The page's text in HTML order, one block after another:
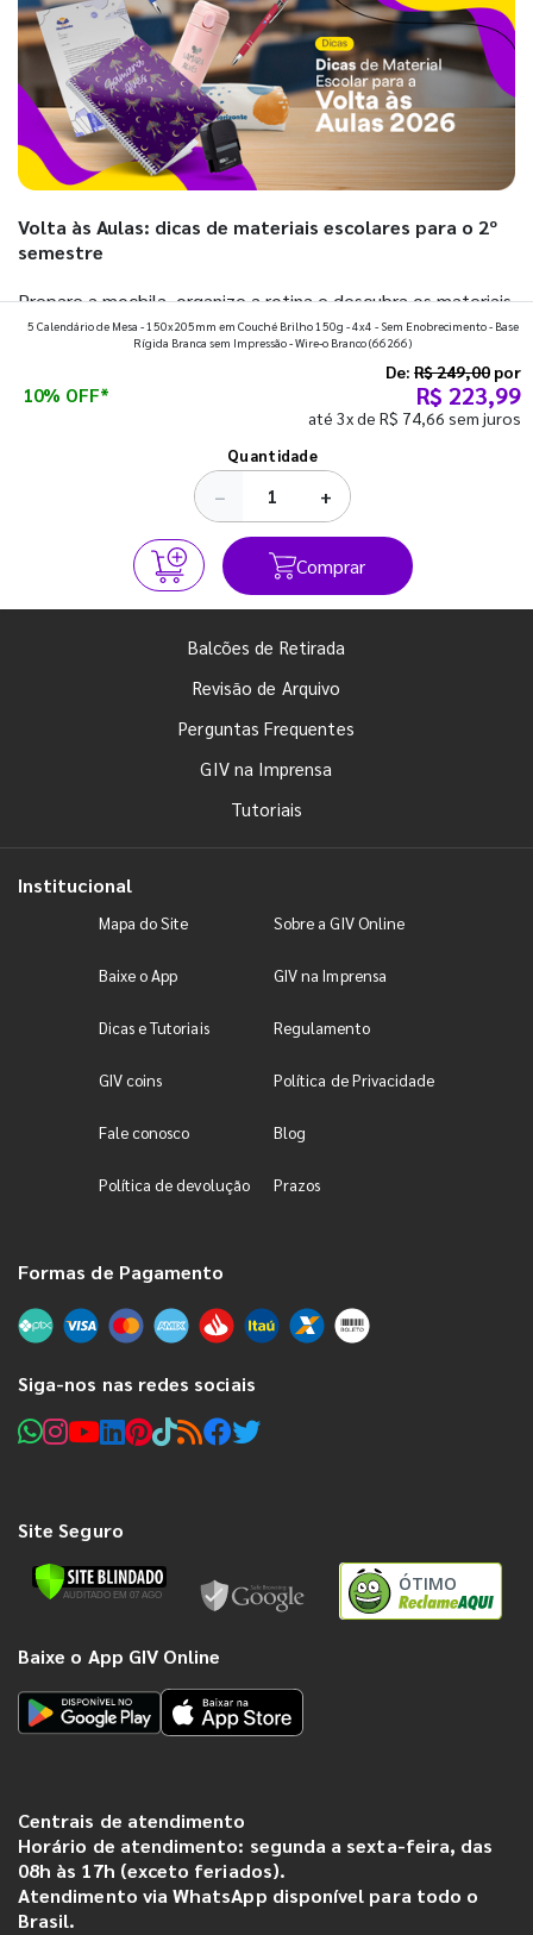
Volta às Aulas: dicas de materiais escolares para o 2º
semestre
Prepare a mochila, organize a rotina e descubra os materiais
que fazem toda diferença para começar o segundo
5 Calendário de Mesa - 150x205mm em Couché Brilho 150g - 4x4 - Sem Enobrecimento - Base
Rígida Branca sem Impressão - Wire-o Branco(66266)
10% OFF*
De: R$ 249,00 por
R$ 223,99
até 3x de R$ 74,66 sem juros
Quantidade
− +
Comprar
Balcões de Retirada
Revisão de Arquivo
Perguntas Frequentes
GIV na Imprensa
Tutoriais
Institucional
Mapa do Site Sobre a GIV Online
Baixe o App GIV na Imprensa
Dicas e Tutoriais Regulamento
GIV coins Política de Privacidade
Fale conosco Blog
Política de devolução Prazos
Formas de Pagamento
Siga-nos nas redes sociais
Site Seguro
ÓTIMO
Baixe o App GIV Online
Centrais de atendimento
Horário de atendimento: segunda a sexta-feira, das
08h às 17h (exceto feriados).
Atendimento via WhatsApp disponível para todo o
Brasil.